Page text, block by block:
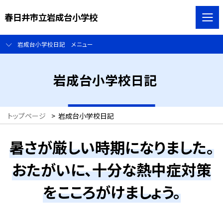
春日井市立岩成台小学校
岩成台小学校日記 メニュー
岩成台小学校日記
トップページ > 岩成台小学校日記
暑さが厳しい時期になりました。
おたがいに、十分な熱中症対策
をこころがけましょう。